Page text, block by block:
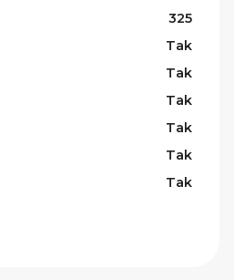
325
Tak
Tak
Tak
Tak
Tak
Tak